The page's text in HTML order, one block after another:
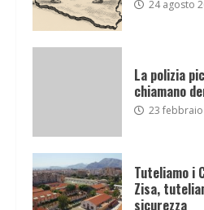
24 agosto
La polizia
chiamano
23
Tuteliamo i
Zisa,
sicurezza